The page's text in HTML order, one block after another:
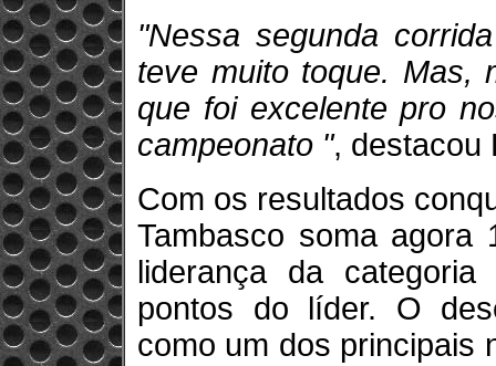
"Nessa segunda
teve muito toque. Mas,
que foi excelente pro
campeonato ", destacou
Com os resultados
Tambasco soma agora
liderança da
pontos do líder. O
como um dos principais